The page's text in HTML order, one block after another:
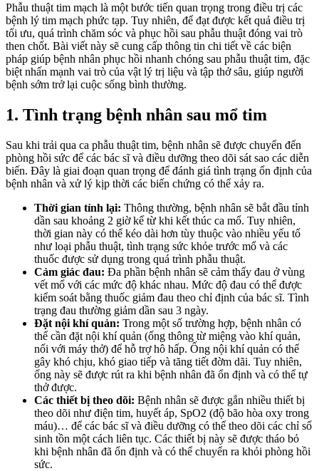
Phẫu thuật tim mạch là một bước tiến quan trọng trong điều trị các
bệnh lý tim mạch phức tạp. Tuy nhiên, để đạt được kết quả điều trị
tối ưu, quá trình chăm sóc và phục hồi sau phẫu thuật đóng vai trò
then chốt. Bài viết này sẽ cung cấp thông tin chi tiết về các biện
pháp giúp bệnh nhân phục hồi nhanh chóng sau phẫu thuật tim, đặc
biệt nhấn mạnh vai trò của vật lý trị liệu và tập thở sâu, giúp người
bệnh sớm trở lại cuộc sống bình thường.
1. Tình trạng bệnh nhân sau mổ tim
Sau khi trải qua ca phẫu thuật tim, bệnh nhân sẽ được chuyển đến
phòng hồi sức để các bác sĩ và điều dưỡng theo dõi sát sao các diễn
biến. Đây là giai đoạn quan trọng để đánh giá tình trạng ổn định của
bệnh nhân và xử lý kịp thời các biến chứng có thể xảy ra.
Thời gian tỉnh lại: Thông thường, bệnh nhân sẽ bắt đầu tỉnh
dần sau khoảng 2 giờ kể từ khi kết thúc ca mổ. Tuy nhiên,
thời gian này có thể kéo dài hơn tùy thuộc vào nhiều yếu tố
như loại phẫu thuật, tình trạng sức khỏe trước mổ và các
thuốc được sử dụng trong quá trình phẫu thuật.
Cảm giác đau: Đa phần bệnh nhân sẽ cảm thấy đau ở vùng
vết mổ với các mức độ khác nhau. Mức độ đau có thể được
kiểm soát bằng thuốc giảm đau theo chỉ định của bác sĩ. Tình
trạng đau thường giảm dần sau 3 ngày.
Đặt nội khí quản: Trong một số trường hợp, bệnh nhân có
thể cần đặt nội khí quản (ống thông từ miệng vào khí quản,
nối với máy thở) để hỗ trợ hô hấp. Ống nội khí quản có thể
gây khó chịu, khó giao tiếp và tăng tiết đờm dãi. Tuy nhiên,
ống này sẽ được rút ra khi bệnh nhân đã ổn định và có thể tự
thở được.
Các thiết bị theo dõi: Bệnh nhân sẽ được gắn nhiều thiết bị
theo dõi như điện tim, huyết áp, SpO2 (độ bão hòa oxy trong
máu)… để các bác sĩ và điều dưỡng có thể theo dõi các chỉ số
sinh tồn một cách liên tục. Các thiết bị này sẽ được tháo bỏ
khi bệnh nhân đã ổn định và có thể chuyển ra khỏi phòng hồi
sức.